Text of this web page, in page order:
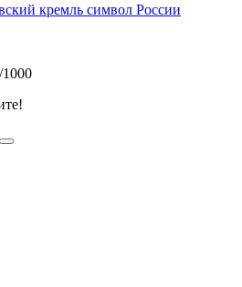
кремль символ России
1000